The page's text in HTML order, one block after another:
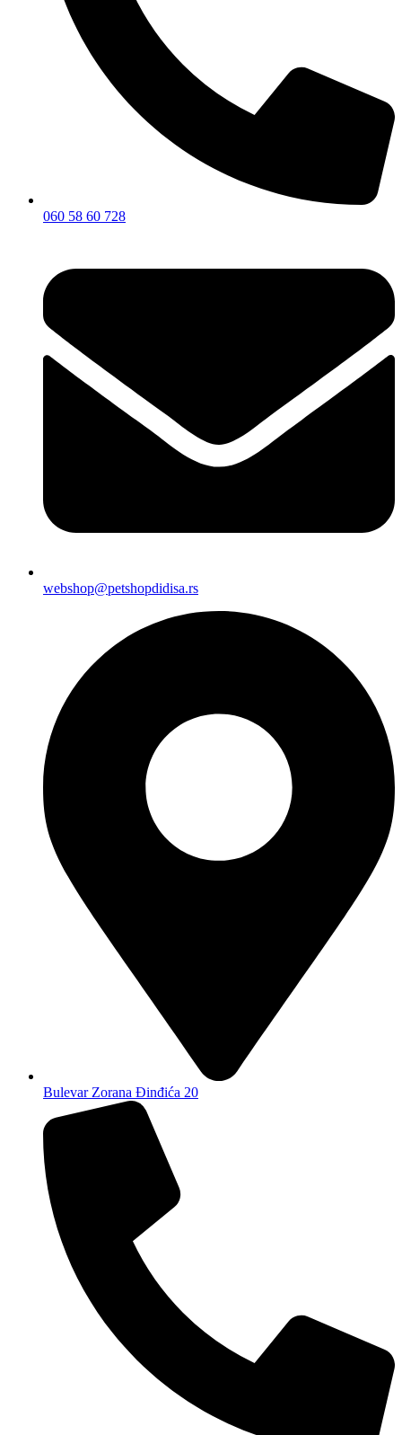
060 58 60 728
webshop@petshopdidisa.rs
Bulevar Zorana Đinđića 20